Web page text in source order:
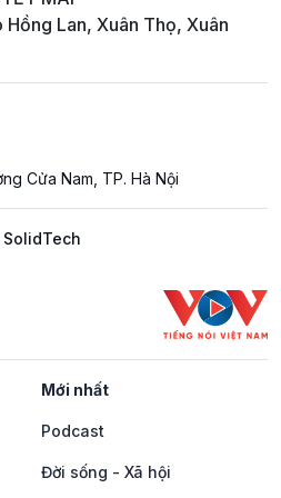
Lan, Xuân Thọ, Xuân
Cửa Nam, TP. Hà Nội
Mới nhất
Podcast
Đời sống - Xã hội